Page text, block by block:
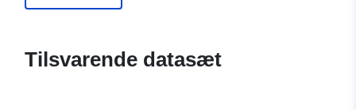
Tilsvarende datasæt